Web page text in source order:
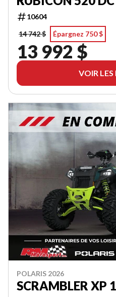
10604
14 742 $
Épargnez 750 $
13 992 $
VOIR LES
POLARIS 2026
SCRAMBLER XP